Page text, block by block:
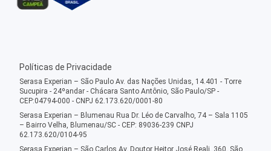
Políticas de Privacidade
Serasa Experian – São Paulo Av. das Nações Unidas, 14.401 - Torre
Sucupira - 24ºandar - Chácara Santo Antônio, São Paulo/SP -
CEP:04794-000 - CNPJ 62.173.620/0001-80
Serasa Experian – Blumenau Rua Dr. Léo de Carvalho, 74 – Sala 1105
– Bairro Velha, Blumenau/SC - CEP: 89036-239 CNPJ
62.173.620/0104-95
Serasa Experian – São Carlos Av. Doutor Heitor José Reali, 360, São